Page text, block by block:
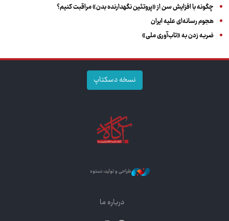
چگونه با افزایش سن از «پروتئین نگهدارنده بدن» مراقبت کنیم؟
هجوم رسانه‌ای علیه ایران
ضربه زدن به «تاب‌آوری ملی»
نسخه دسکتاپ
طراحی و تولید: نستوه
درباره ما